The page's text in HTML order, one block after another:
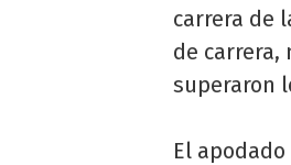
carrera de
de carrera,
superaron
El